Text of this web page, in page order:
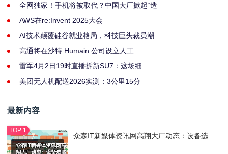
全网独家！手机将被取代？中国大厂掀起“造
AWS在re:Invent 2025大会
AI技术颠覆硅谷就业格局，科技巨头裁员潮
高通将在沙特 Humain 公司设立人工
雷军4月2日19时直播拆新SU7：这场细
美团无人机配送2026实测：3公里15分
最新内容
众森IT新媒体资讯网高翔大厂动态：设备选